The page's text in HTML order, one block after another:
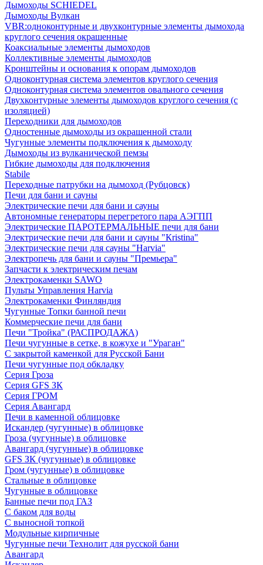
Дымоходы SCHIEDEL
Дымоходы Вулкан
VBR:одноконтурные и двухконтурные элементы дымохода
круглого сечения окрашенные
Коаксиальные элементы дымоходов
Коллективные элементы дымоходов
Кронштейны и основания к опорам дымоходов
Одноконтурная система элементов круглого сечения
Одноконтурная система элементов овального сечения
Двухконтурные элементы дымоходов круглого сечения (с
изоляцией)
Переходники для дымоходов
Одностенные дымоходы из окрашенной стали
Чугунные элементы подключения к дымоходу
Дымоходы из вулканической пемзы
Гибкие дымоходы для подключения
Stabile
Переходные патрубки на дымоход (Рубцовск)
Печи для бани и сауны
Электрические печи для бани и сауны
Автономные генераторы перегретого пара АЭГПП
Электрические ПАРОТЕРМАЛЬНЫЕ печи для бани
Электрические печи для бани и сауны "Кristina"
Электрические печи для сауны "Harvia"
Электропечь для бани и сауны "Премьера"
Запчасти к электрическим печам
Электрокаменки SAWO
Пульты Управления Harvia
Электрокаменки Финляндия
Чугунные Топки банной печи
Коммерческие печи для бани
Печи "Тройка" (РАСПРОДАЖА)
Печи чугунные в сетке, в кожухе и "Ураган"
С закрытой каменкой для Русской Бани
Печи чугунные под обкладку
Серия Гроза
Серия GFS ЗК
Серия ГРОМ
Серия Авангард
Печи в каменной облицовке
Искандер (чугунные) в облицовке
Гроза (чугунные) в облицовке
Авангард (чугунные) в облицовке
GFS ЗК (чугунные) в облицовке
Гром (чугунные) в облицовке
Стальные в облицовке
Чугунные в облицовке
Банные печи под ГАЗ
С баком для воды
С выносной топкой
Модульные кирпичные
Чугунные печи Технолит для русской бани
Авангард